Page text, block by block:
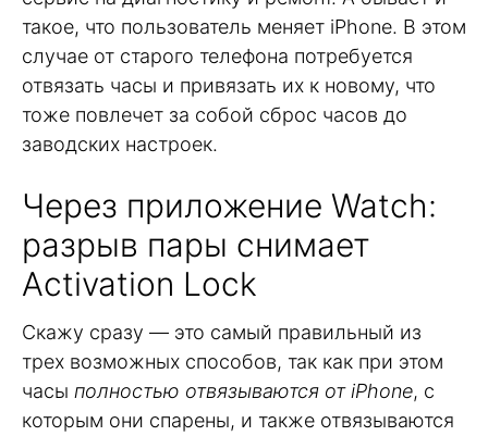
такое, что пользователь меняет iPhone. В этом
случае от старого телефона потребуется
отвязать часы и привязать их к новому, что
тоже повлечет за собой сброс часов до
заводских настроек.
Через приложение Watch:
разрыв пары снимает
Activation Lock
Скажу сразу — это самый правильный из
трех возможных способов, так как при этом
часы полностью отвязываются от iPhone, с
которым они спарены, и также отвязываются